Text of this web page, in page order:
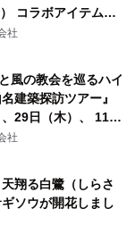
コラボアイテムが
社
風の教会を巡るハイ
建築探訪ツアー』
29日（木）、 11月
木）に開催！
社
翔る白鷺（しらさ
ソウが開花しまし